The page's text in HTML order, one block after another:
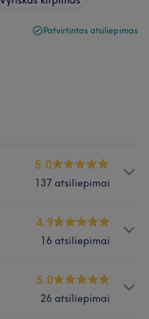
Patvirtintas atsiliepimas
5.0
137 atsiliepimai
Edvinas/PRO
4.9
16 atsiliepimai
tik kirpimas, bet ir tai,
5.0
26 atsiliepimai